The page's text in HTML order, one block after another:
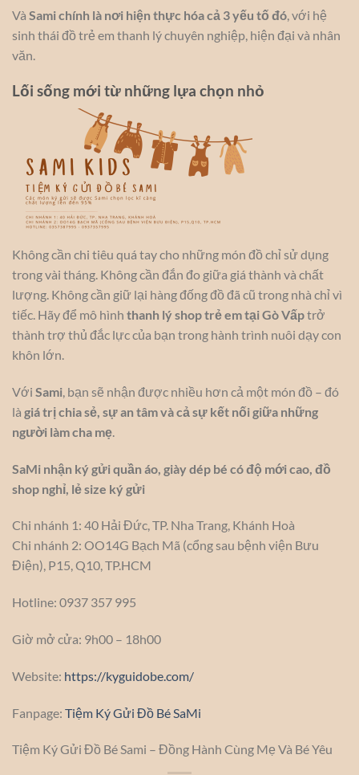
Và Sami chính là nơi hiện thực hóa cả 3 yếu tố đó , với hệ
sinh thái đồ trẻ em thanh lý chuyên nghiệp, hiện đại và nhân
văn.
Lối sống mới từ những lựa chọn nhỏ
Không cần chi tiêu quá tay cho những món đồ chỉ sử dụng
trong vài tháng. Không cần đắn đo giữa giá thành và chất
lượng. Không cần giữ lại hàng đống đồ đã cũ trong nhà chỉ vì
tiếc. Hãy để mô hình thanh lý shop trẻ em tại Gò Vấptrở
thành trợ thủ đắc lực của bạn trong hành trình nuôi dạy con
khôn lớn.
Với Sami, bạn sẽ nhận được nhiều hơn cả một món đồ – đó
là giá trị chia sẻ, sự an tâm và cả sự kết nối giữa những
người làm cha mẹ.
SaMi nhận ký gửi quần áo, giày dép bé có độ mới cao, đồ
shop nghỉ, lẻ size ký gửi
Chi nhánh 1: 40 Hải Đức, TP. Nha Trang, Khánh Hoà
Chi nhánh 2: OO14G Bạch Mã (cổng sau bệnh viện Bưu
Điện), P15, Q10, TP.HCM
Hotline: 0937 357 995
Giờ mở cửa: 9h00 – 18h00
Website: https://kyguidobe.com/
Fanpage: Tiệm Ký Gửi Đồ Bé SaMi
Tiệm Ký Gửi Đồ Bé Sami – Đồng Hành Cùng Mẹ Và Bé Yêu